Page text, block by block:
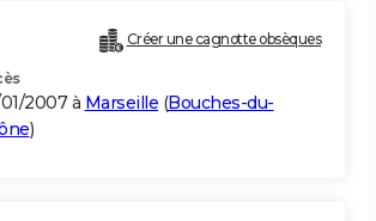
Créer une cagnotte obsèques
2007 à Marseille (Bouches-du-
)